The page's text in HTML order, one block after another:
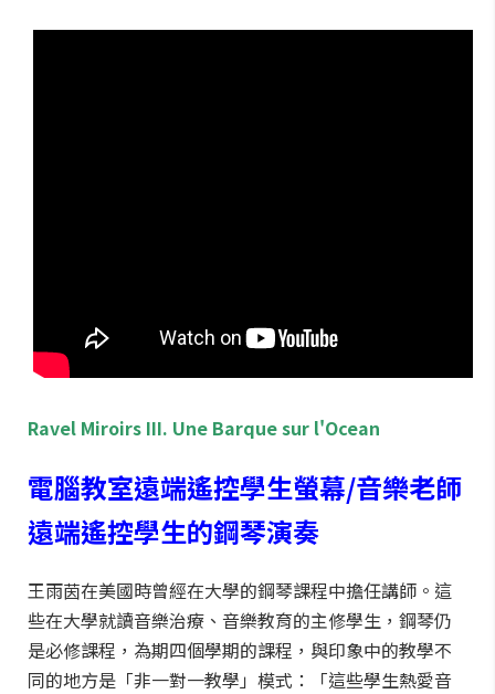
Ravel Miroirs III. Une Barque sur l'Ocean
電腦教室遠端遙控學生螢幕/音樂老師
遠端遙控學生的鋼琴演奏
王雨茵在美國時曾經在大學的鋼琴課程中擔任講師。這
些在大學就讀音樂治療、音樂教育的主修學生，鋼琴仍
是必修課程，為期四個學期的課程，與印象中的教學不
同的地方是「非一對一教學」模式：「這些學生熱愛音